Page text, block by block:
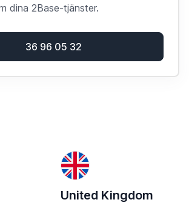
dina 2Base-tjänster.
36 96 05 32
United Kingdom